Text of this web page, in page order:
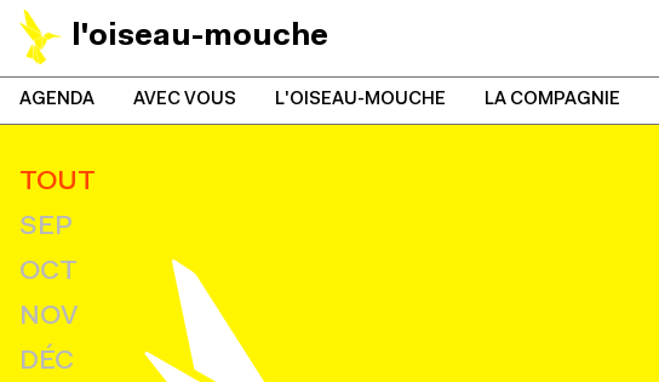
l'oiseau-mouche
AGENDA AVEC VOUS L'OISEAU-MOUCHE LA COMPAGNIE
TOUT
SEP
OCT
NOV
DÉC